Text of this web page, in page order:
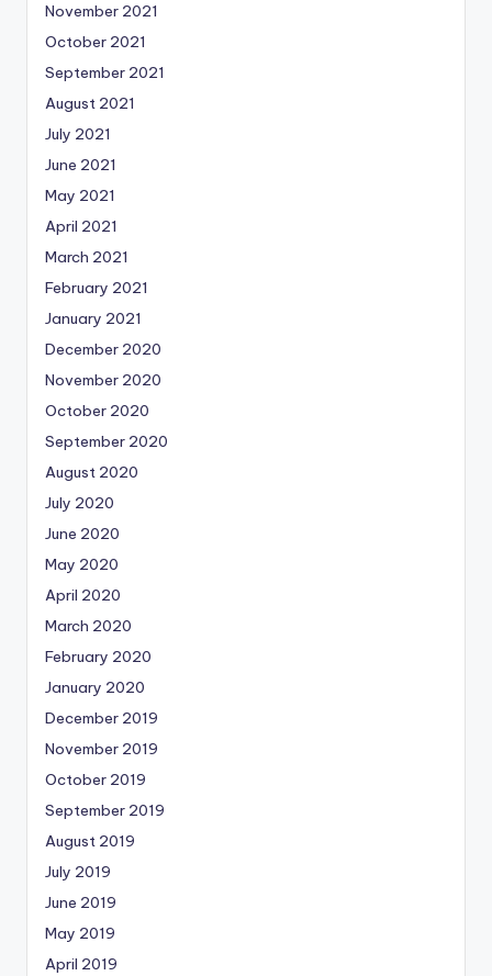
November 2021
October 2021
September 2021
August 2021
July 2021
June 2021
May 2021
April 2021
March 2021
February 2021
January 2021
December 2020
November 2020
October 2020
September 2020
August 2020
July 2020
June 2020
May 2020
April 2020
March 2020
February 2020
January 2020
December 2019
November 2019
October 2019
September 2019
August 2019
July 2019
June 2019
May 2019
April 2019